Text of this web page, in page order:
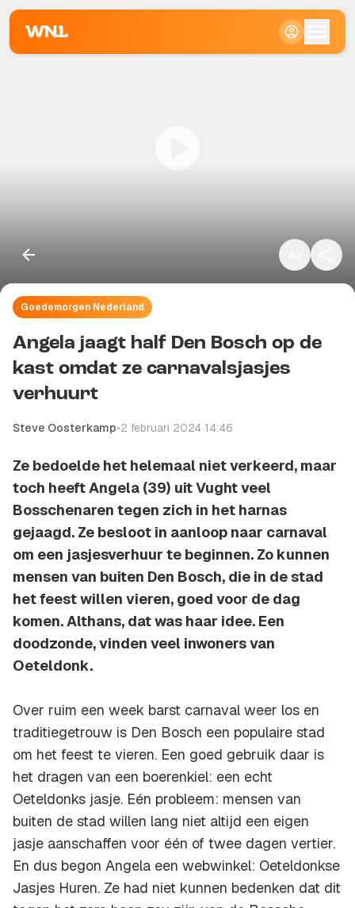
Goedemorgen Nederland
Angela jaagt half Den Bosch op de
kast omdat ze carnavalsjasjes
verhuurt
Steve Oosterkamp•2 februari 2024 14:46
Ze bedoelde het helemaal niet verkeerd, maar
toch heeft Angela (39) uit Vught veel
Bosschenaren tegen zich in het harnas
gejaagd. Ze besloot in aanloop naar carnaval
om een jasjesverhuur te beginnen. Zo kunnen
mensen van buiten Den Bosch, die in de stad
het feest willen vieren, goed voor de dag
komen. Althans, dat was haar idee. Een
doodzonde, vinden veel inwoners van
Oeteldonk.
Over ruim een week barst carnaval weer los en
traditiegetrouw is Den Bosch een populaire stad
om het feest te vieren. Een goed gebruik daar is
het dragen van een boerenkiel: een echt
Oeteldonks jasje. Eén probleem: mensen van
buiten de stad willen lang niet altijd een eigen
jasje aanschaffen voor één of twee dagen vertier.
En dus begon Angela een webwinkel: Oeteldonkse
Jasjes Huren. Ze had niet kunnen bedenken dat dit